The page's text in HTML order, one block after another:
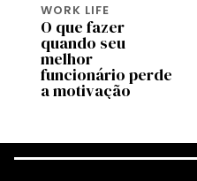
WORK LIFE
O que fazer
quando seu
melhor
funcionário perde
a motivação